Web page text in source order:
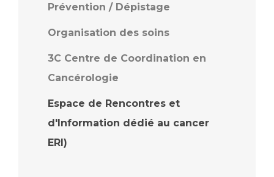
Prévention / Dépistage
Organisation des soins
3C Centre de Coordination en
Cancérologie
Espace de Rencontres et
d'Information dédié au cancer
ERI)